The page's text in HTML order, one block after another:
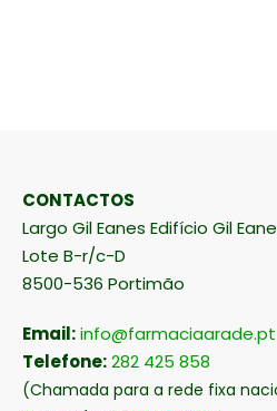
CONTACTOS
Largo Gil Eanes Edifício Gil Eanes
8500-536 Portimão
Email: info@farmaciaarade.pt